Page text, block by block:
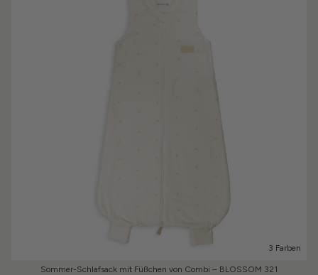
3 Farben
Sommer-Schlafsack mit Füßchen von Combi – BLOSSOM 321